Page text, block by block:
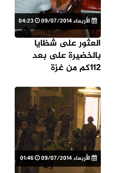
الأربعاء 09/07/2014
العثور على شظايا
بالخضيرة على بعد
112كم من غزة
الأربعاء 09/07/2014